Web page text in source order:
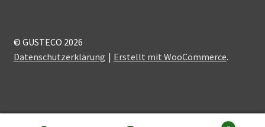
© GUSTECO 2026
Datenschutzerklärung
Erstellt mit WooCommerce.